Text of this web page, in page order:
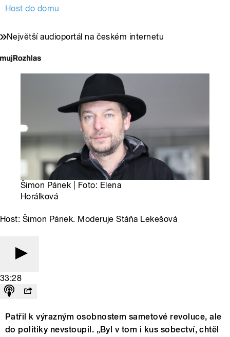
Host do domu
Největší audioportál na českém internetu
Šimon Pánek | Foto: Elena
Horálková
Host: Šimon Pánek. Moderuje Stáňa Lekešová
33:28
Patřil k výrazným osobnostem sametové revoluce, ale
do politiky nevstoupil. „Byl v tom i kus sobectví, chtěl